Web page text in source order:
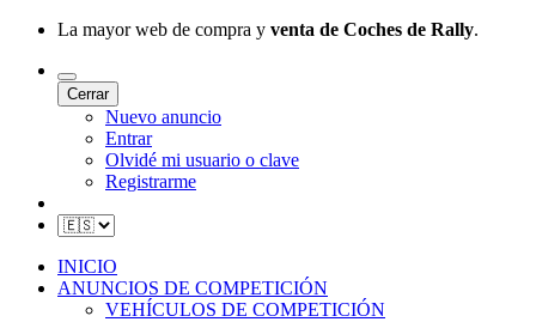
La mayor web de compra y venta de Coches de Rally.
Cerrar
Nuevo anuncio
Entrar
Olvidé mi usuario o clave
Registrarme
INICIO
ANUNCIOS DE COMPETICIÓN
VEHÍCULOS DE COMPETICIÓN